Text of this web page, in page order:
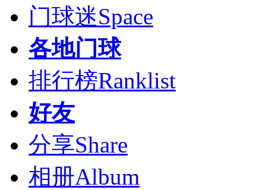
门球迷Space
各地门球
排行榜Ranklist
好友
分享Share
相册Album